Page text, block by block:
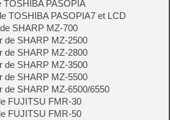
TOSHIBA PASOPIA
TOSHIBA PASOPIA7 et LCD
SHARP MZ-700
de SHARP MZ-2500
de SHARP MZ-2800
de SHARP MZ-3500
de SHARP MZ-5500
de SHARP MZ-6500/6550
FUJITSU FMR-30
FUJITSU FMR-50